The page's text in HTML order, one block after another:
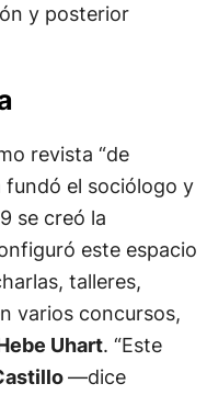
y posterior
revista “de
fundó el sociólogo y
se creó la
este espacio
talleres,
varios concursos,
Uhart. “Este
—dice